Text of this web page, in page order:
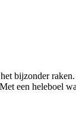
bijzonder
een heleboel